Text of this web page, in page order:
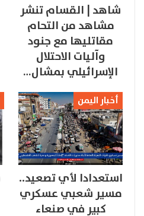
شاهد | القسام تنشر
مشاهد من التحام
مقاتليها مع جنود
وآليات الاحتلال
الإسرائيلي بمشال…
أخبار اليمن
استعدادا لأي تصعيد..
مسير شعبي عسكري
كبير في صنعاء